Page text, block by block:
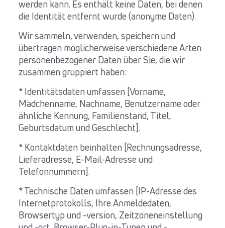
werden kann. Es enthält keine Daten, bei denen
die Identität entfernt wurde (anonyme Daten).
Wir sammeln, verwenden, speichern und
übertragen möglicherweise verschiedene Arten
personenbezogener Daten über Sie, die wir
zusammen gruppiert haben:
* Identitätsdaten umfassen [Vorname,
Mädchenname, Nachname, Benutzername oder
ähnliche Kennung, Familienstand, Titel,
Geburtsdatum und Geschlecht].
* Kontaktdaten beinhalten [Rechnungsadresse,
Lieferadresse, E-Mail-Adresse und
Telefonnummern].
* Technische Daten umfassen [IP-Adresse des
Internetprotokolls, Ihre Anmeldedaten,
Browsertyp und -version, Zeitzoneneinstellung